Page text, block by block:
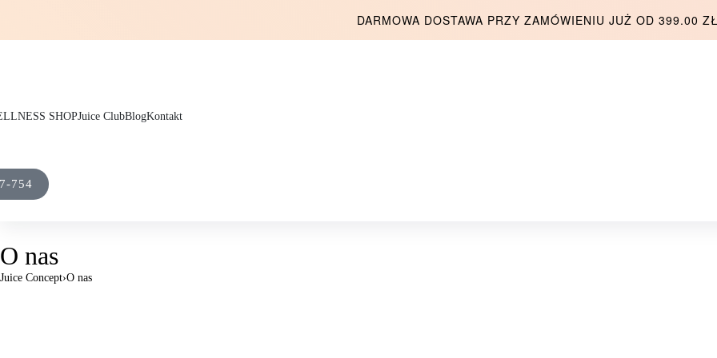
DARMOWA DOSTAWA PRZY ZAMÓWIENIU JUŻ OD 399.00
SHOPJuice ClubBlogKontakt
754
O nas
Juice Concept›O nas